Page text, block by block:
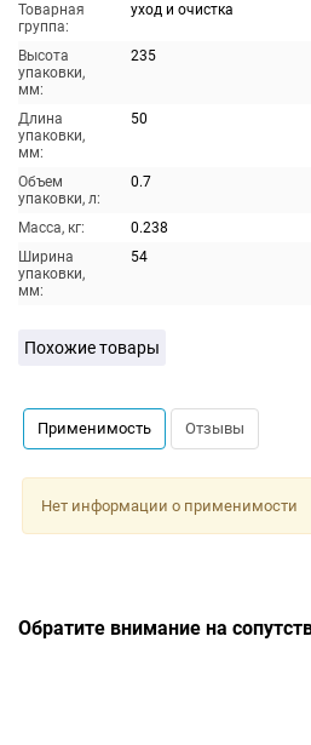
Товарная
группа:
уход и очистка
Высота
упаковки,
мм:
235
Длина
упаковки,
мм:
50
Объем
упаковки, л:
0.7
Масса, кг:
0.238
Ширина
упаковки,
мм:
54
Похожие товары
Применимость Отзывы
Нет информации о применимости
Обратите внимание на